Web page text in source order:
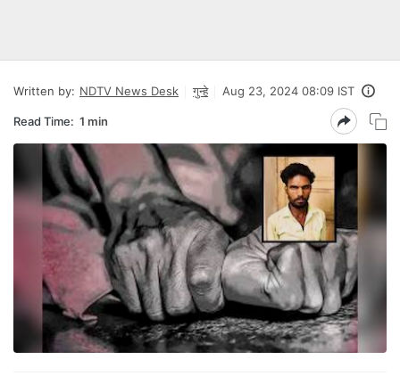
Written by: NDTV News Desk गुन्हे Aug 23, 2024 08:09 IST
Read Time: 1 min